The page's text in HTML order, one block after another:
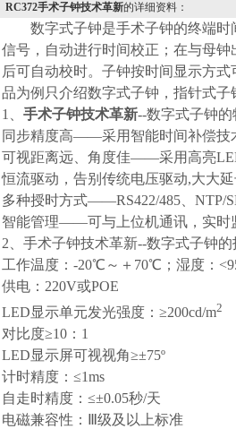
RC372手术子钟技术革新的详细资料：
数字式子钟是手术子钟的终端
信号，自动进行时间校正；在与母
后可自动校时。子钟按时间显示方
品为例只介绍数字式子钟，指针式子
1
手术子钟技术革新--数字式子钟的
同步精度高――采用智能时间补偿技
可视距离远、角度佳――采用高亮
恒流驱动，告别传统电压驱动,大大
多种授时方式――RS422/485、 NTP/
智能管理――可与上位机通讯，实时
2 、手术子钟技术革新--数字式子钟的
工作温度： -20℃～＋ 70℃；湿度：
供电： 220V或POE
LED显示单元发光强度：≥200cd/m2
对比度≥10： 1
LED显示屏可视视角≥±75º
计时精度：≤1ms
自走时精度：≤±0.05秒/天
电磁兼容性：Ⅲ级及以上标准